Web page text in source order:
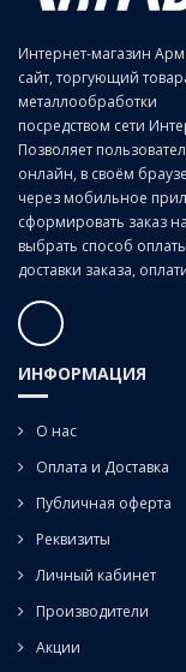
Материал:
Класс точности:
Угол наклона
Интернет-магазин
сайт, торгующий
металлообработки
посредством сети
Позволяет
онлайн, в своём
через мобильное
сформировать заказ
выбрать способ
доставки заказа,
ИНФОРМАЦИЯ
О нас
Оплата и Доставка
Публичная оферта
Реквизиты
Личный кабинет
Производители
Акции